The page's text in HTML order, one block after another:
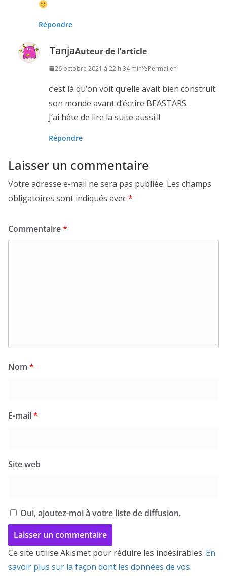
Répondre
TanjaAuteur de l’article
26 octobre 2021 à 22 h 34 min Permalien
c’est là qu’on voit qu’elle avait bien construit
son monde avant d’écrire BEASTARS.
J’ai hâte de lire la suite aussi !!
Répondre
Laisser un commentaire
Votre adresse e-mail ne sera pas publiée. Les champs
obligatoires sont indiqués avec*
Commentaire*
Nom *
E-mail*
Site web
Oui, ajoutez-moi à votre liste de diffusion.
Ce site utilise Akismet pour réduire les indésirables. En
savoir plus sur la façon dont les données de vos